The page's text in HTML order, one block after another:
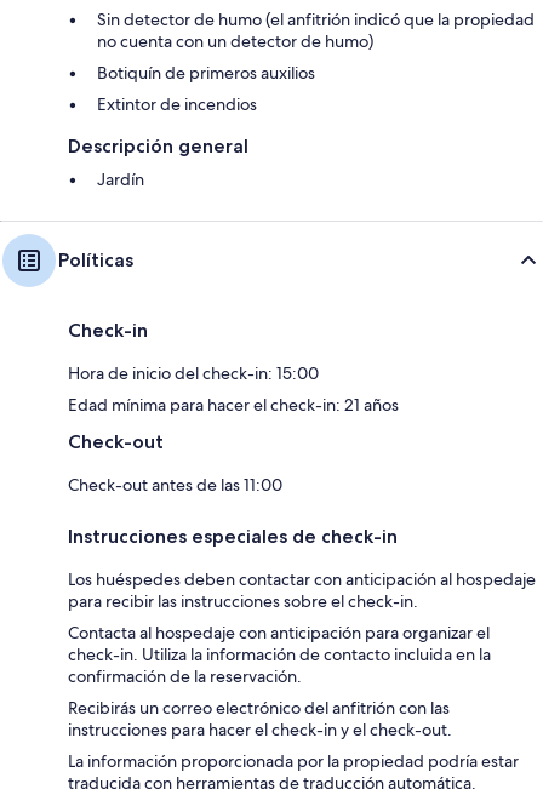
Sin detector de humo (el anfitrión indicó que la propiedad
no cuenta con un detector de humo)
Botiquín de primeros auxilios
Extintor de incendios
Descripción general
Jardín
Políticas
Check-in
Hora de inicio del check-in: 15:00
Edad mínima para hacer el check-in: 21 años
Check-out
Check-out antes de las 11:00
Instrucciones especiales de check-in
Los huéspedes deben contactar con anticipación al hospedaje
para recibir las instrucciones sobre el check-in.
Contacta al hospedaje con anticipación para organizar el
check-in. Utiliza la información de contacto incluida en la
confirmación de la reservación.
Recibirás un correo electrónico del anfitrión con las
instrucciones para hacer el check-in y el check-out.
La información proporcionada por la propiedad podría estar
traducida con herramientas de traducción automática.